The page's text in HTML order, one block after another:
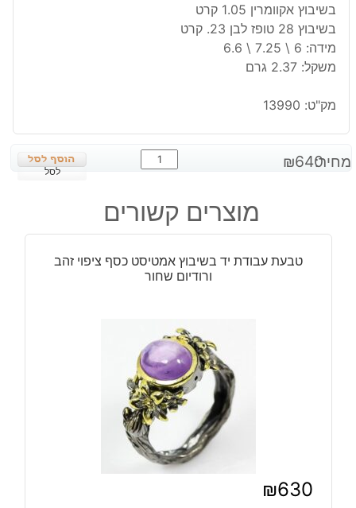
בשיבוץ אקוומרין 1.05 קרט
בשיבוץ 28 טופז לבן 23. קרט
מידה: 6 \ 7.25 \ 6.6
משקל: 2.37 גרם
מק"ט: 13990
מחיר: ₪640
כמות
של
כסף
925
אקוומרין
בשיבוץ
28
טופז
לבן
23.
קרט
מידה:
6
\
לסל
מוצרים קשורים
טבעת עבודת יד בשיבוץ אמטיסט כסף ציפוי זהב
ורודיום שחור
₪630